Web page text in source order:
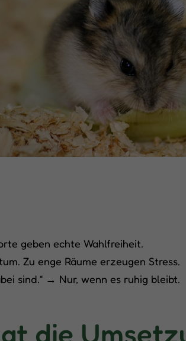
geben echte Wahlfreiheit.
Zu enge Räume erzeugen Stress.
sind.“ → Nur, wenn es ruhig bleibt.
die